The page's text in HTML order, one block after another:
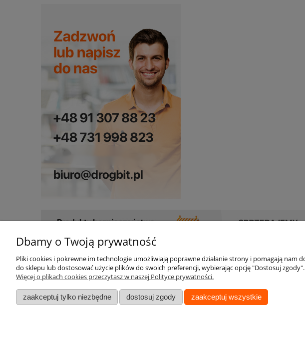
Pomoc
Bezpieczeństwo (GPSR)
Moje konto
Ustawienia konta
Dbamy o Twoją prywatność
Pliki cookies i pokrewne im technologie umożliwiają poprawne działanie strony i pomagają
do sklepu lub dostosować użycie plików do swoich preferencji, wybierając opcję "Dostosuj zgody".
Więcej o plikach cookies przeczytasz w naszej Polityce prywatności.
zaakceptuj tylko niezbędne dostosuj zgody zaakceptuj wszystkie